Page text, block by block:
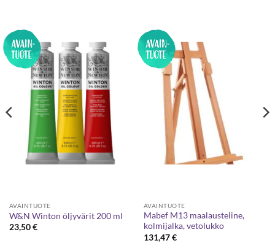
AVAINTUOTE
W&N Winton öljyvärit 200 ml
23,50€
AVAINTUOTE
Mabef M13 maalausteline,
kolmijalka, vetolukko
131,47€